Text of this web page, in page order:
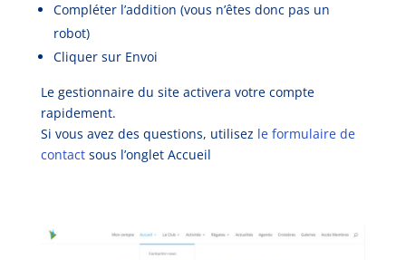
Compléter l’addition (vous n’êtes donc pas un
robot)
Cliquer sur Envoi
Le gestionnaire du site activera votre compte
rapidement.
Si vous avez des questions, utilisez le formulaire de
contactsous l’onglet Accueil